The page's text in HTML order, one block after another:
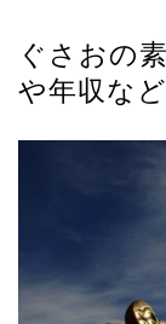
ぐさおの
や年収な